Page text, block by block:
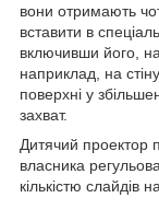
вони отримають
вставити в
включивши його,
наприклад, на
поверхні у
захват.
Дитячий проектор
власника
кількістю слайдів